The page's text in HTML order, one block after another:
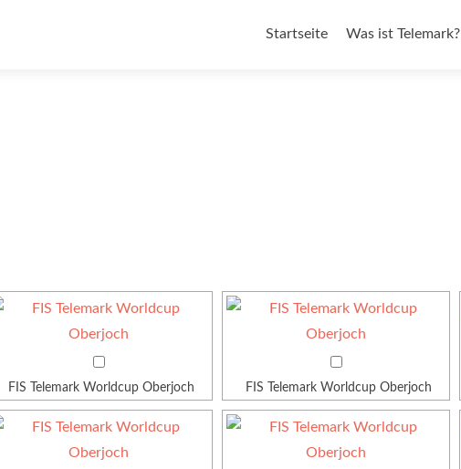
Inhalt
Startseite Was ist Telemark?
FIS Telemark Worldcup Oberjoch FIS Telemark Worldcup Oberjoch